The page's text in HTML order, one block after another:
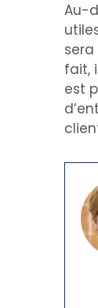
Au-
fait,
est